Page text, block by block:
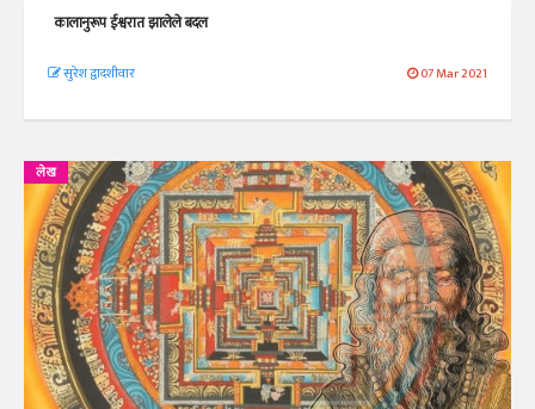
कालानुरूप ईश्वरात झालेले बदल
सुरेश द्वादशीवार 07 Mar 2021
लेख